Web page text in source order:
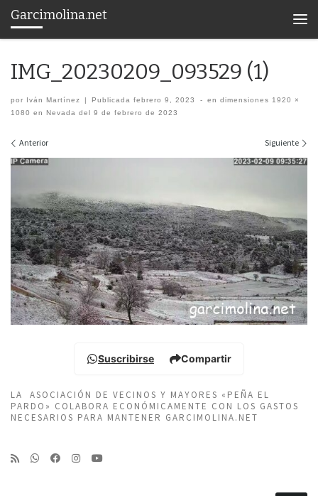
Saltar al contenido
Garcimolina.net
IMG_20230209_093529 (1)
por Iván Martínez | Publicadafebrero 9, 2023 - en dimensiones 1920 ×
1080 en Nevada del 9 de febrero de 2023
Navegación de imágenes
Anterior Siguiente
Suscribirse Compartir
LA ASOCIACIÓN DE VECINOS Y MAYORES «PEÑA EL
PARDO» COLABORA ECONÓMICAMENTE CON LOS GASTOS
NECESARIOS PARA MANTENER GARCIMOLINA.NET